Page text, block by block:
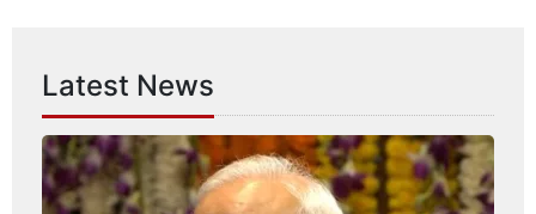
Latest News